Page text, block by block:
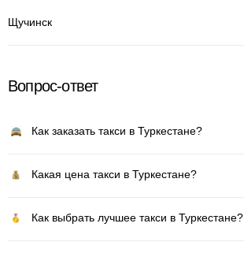
Щучинск
Вопрос-ответ
Как заказать такси в Туркестане?
Какая цена такси в Туркестане?
Как выбрать лучшее такси в Туркестане?